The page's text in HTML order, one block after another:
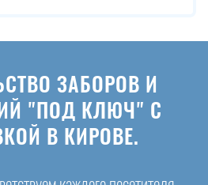
ЗАБОРОВ И
"ПОД КЛЮЧ" С
В КИРОВЕ.